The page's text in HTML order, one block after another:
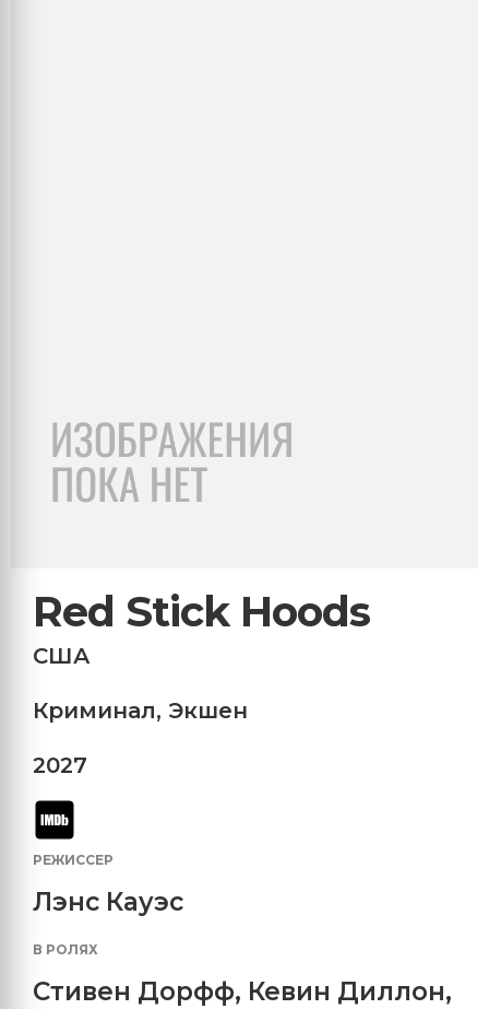
Red Stick Hoods
США
Криминал, Экшен
2027
РЕЖИССЕР
Лэнс Кауэс
В РОЛЯХ
Стивен Дорфф, Кевин Диллон,